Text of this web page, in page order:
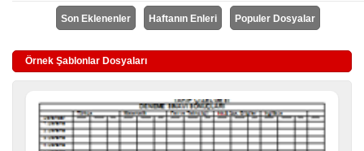
Son Eklenenler Haftanın Enleri Populer Dosyalar
Örnek Şablonlar Dosyaları